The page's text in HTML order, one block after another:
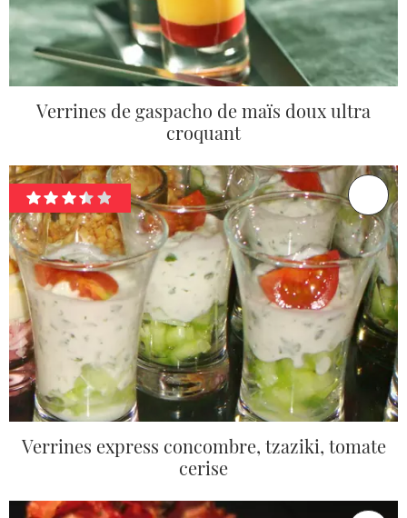
Verrines de gaspacho de maïs doux ultra
croquant
Verrines express concombre, tzaziki, tomate
cerise